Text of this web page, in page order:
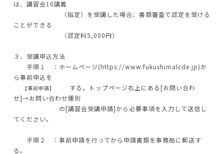
は、講習会10講義
（指定）を受講した場合、書類審査で認定を受ける
ことができる
（認定料5,000円）
３．受講申込方法
手順１ ：ホームページ(https://www.fukushimalcde.jp)か
ら事前申込を
【事前申請】 する。トップページ右上にある[お問い合わ
せ]→お問い合わせ種別
の[講習会受講申請]から必要事項を入力して送信し
てください。
手順２ ：事前申請を行ってから申請書類を事務局に郵送す
る。